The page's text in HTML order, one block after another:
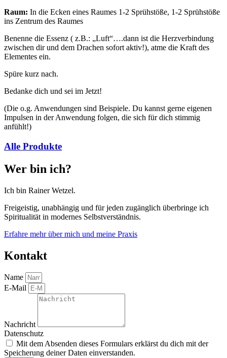
Raum: In die Ecken eines Raumes 1-2 Sprühstöße, 1-2 Sprühstöße
ins Zentrum des Raumes
Benenne die Essenz ( z.B.: „Luft“….dann ist die Herzverbindung
zwischen dir und dem Drachen sofort aktiv!), atme die Kraft des
Elementes ein.
Spüre kurz nach.
Bedanke dich und sei im Jetzt!
(Die o.g. Anwendungen sind Beispiele. Du kannst gerne eigenen
Impulsen in der Anwendung folgen, die sich für dich stimmig
anfühlt!)
Alle Produkte
Wer bin ich?
Ich bin Rainer Wetzel.
Freigeistig, unabhängig und für jeden zugänglich überbringe ich
Spiritualität in modernes Selbstverständnis.
Erfahre mehr über mich und meine Praxis
Kontakt
Name
E-Mail
Nachricht
Datenschutz
Mit dem Absenden dieses Formulars erklärst du dich mit der
Speicherung deiner Daten einverstanden.